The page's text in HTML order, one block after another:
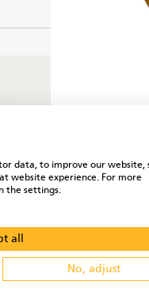
data, to improve our website,
website experience. For more
the settings.
all
No, adjust